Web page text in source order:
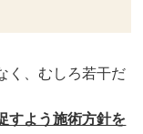
く、むしろ若干だ
すよう施術方針を